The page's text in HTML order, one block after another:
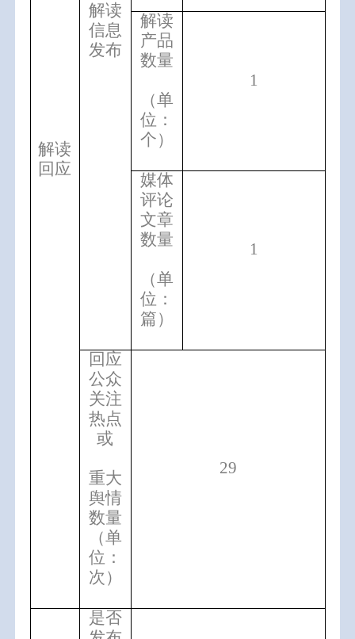
解读
回应
解读
信息
发布
解读
产品
数量
（单
位：
个）
1
媒体
评论
文章
数量
（单
位：
篇）
1
回应
公众
关注
热点
或
重大
舆情
数量
（单
位：
次）
29
是否